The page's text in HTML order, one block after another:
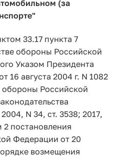
(за
33.17 пункта 7
обороны Российской
Указом Президента
16 августа 2004 г. N 1082
Российской
N 34, ст. 3538; 2017,
2 постановления
Федерации от 20
возмещения